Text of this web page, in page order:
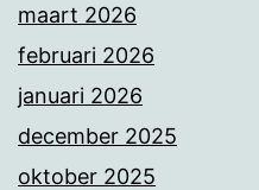
maart 2026
februari 2026
januari 2026
december 2025
oktober 2025